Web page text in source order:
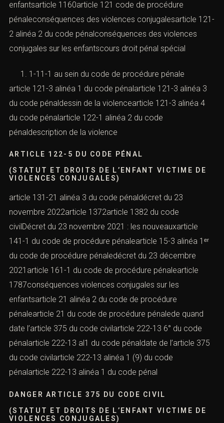
enfantsarticle 1160article 121 code de procédure
pénaleconséquences des violences conjugalesarticle 121-
2 alinéa 2 du code pénalconséquences des violences
conjugales sur les enfantscours droit pénal spécial
1-11-1 au sein du code de procédure pénale
article 121-3 alinéa 1 du code pénalarticle 121-3 alinéa 3
du code pénaldessin de la violencearticle 121-3 alinéa 4
du code pénalarticle 122-1 alinéa 2 du code
pénaldescription de la violence
ARTICLE 122-5 DU CODE PÉNAL
(STATUT ET DROITS DE L’ENFANT VICTIME DE
VIOLENCES CONJUGALES)
article 131-21 alinéa 3 du code pénaldécret du 23
novembre 2022article 1372article 1382 du code
civilDécret du 23 novembre 2021 : les nouveauxarticle
141-1 du code de procédure pénalearticle 15-3 alinéa 1ᵉʳ
du code de procédure pénaledécret du 23 décembre
2021article 161-1 du code de procédure pénalearticle
1787conséquences violences conjugales sur les
enfantsarticle 21 alinéa 2 du code de procédure
pénalearticle 21 du code de procédure pénalede quand
date l’article 375 du code civilarticle 222-13 6° du code
pénalarticle 222-13 al1 du code pénaldate de l’article 375
du code civilarticle 222-13 alinéa 1 (9) du code
pénalarticle 222-13 alinéa 1 du code pénal
DANGER ARTICLE 375 DU CODE CIVIL
(STATUT ET DROITS DE L’ENFANT VICTIME DE
VIOLENCES CONJUGALES)